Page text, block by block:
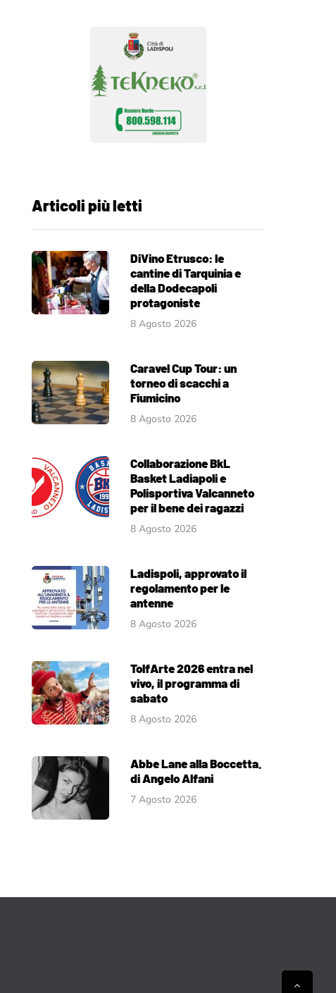
Articoli più letti
DiVino Etrusco: le
cantine di Tarquinia e
della Dodecapoli
protagoniste
8 Agosto 2026
Caravel Cup Tour: un
torneo di scacchi a
Fiumicino
8 Agosto 2026
Collaborazione BkL
Basket Ladiapoli e
Polisportiva Valcanneto
per il bene dei ragazzi
8 Agosto 2026
Ladispoli, approvato il
regolamento per le
antenne
8 Agosto 2026
TolfArte 2026 entra nel
vivo, il programma di
sabato
8 Agosto 2026
Abbe Lane alla Boccetta.
di Angelo Alfani
7 Agosto 2026